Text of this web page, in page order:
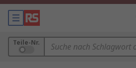
Teile-Nr.